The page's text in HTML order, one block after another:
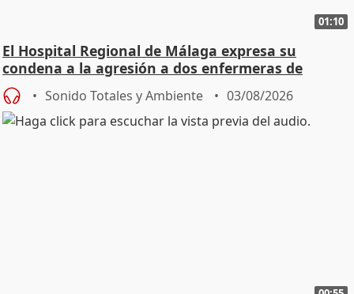
01:10
El Hospital Regional de Málaga expresa su
condena a la agresión a dos enfermeras de
Urgencias
Sonido Totales y Ambiente 03/08/2026